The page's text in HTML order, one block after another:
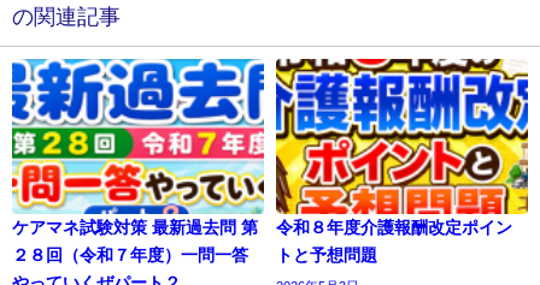
の関連記事
ケアマネ試験対策 最新過去問 第
２８回（令和７年度）一問一答
令和８年度介護報酬改定ポイン
トと予想問題